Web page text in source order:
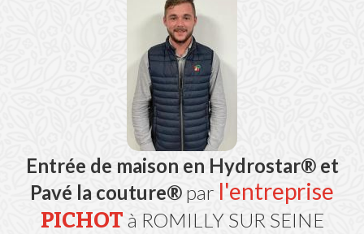
Entrée de maison en Hydrostar® et
Pavé la couture® par l'entreprise
PICHOT à ROMILLY SUR SEINE